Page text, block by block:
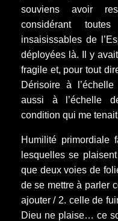
souviens avoir
considérant
insaisissables de
déployées là. Il y
fragile et, pour tout
Dérisoire à
aussi à l’échelle
condition qui me
Humilité primordiale
lesquelles se
que deux voies de
de se mettre à parler
ajouter / 2. celle de
Dieu ne plaise… ce